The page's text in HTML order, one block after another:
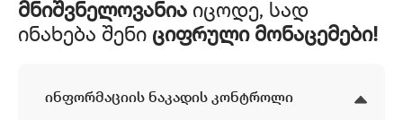
მნიშვნელოვანია იცოდე, სად
ინახება შენი ციფრული მონაცემები!
ინფორმაციის ნაკადის კონტროლი